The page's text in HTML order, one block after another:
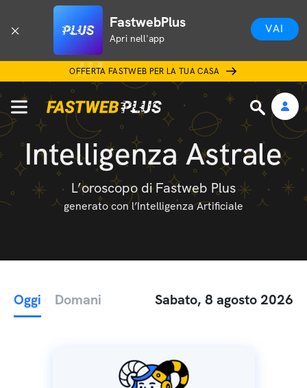
FastwebPlus
Apri nell'app
VAI
OFFERTA FASTWEB PER LA TUA CASA
Intelligenza Astrale
L’oroscopo di Fastweb Plus
generato con l’Intelligenza Artificiale
Oggi Domani Sabato, 8 agosto 2026